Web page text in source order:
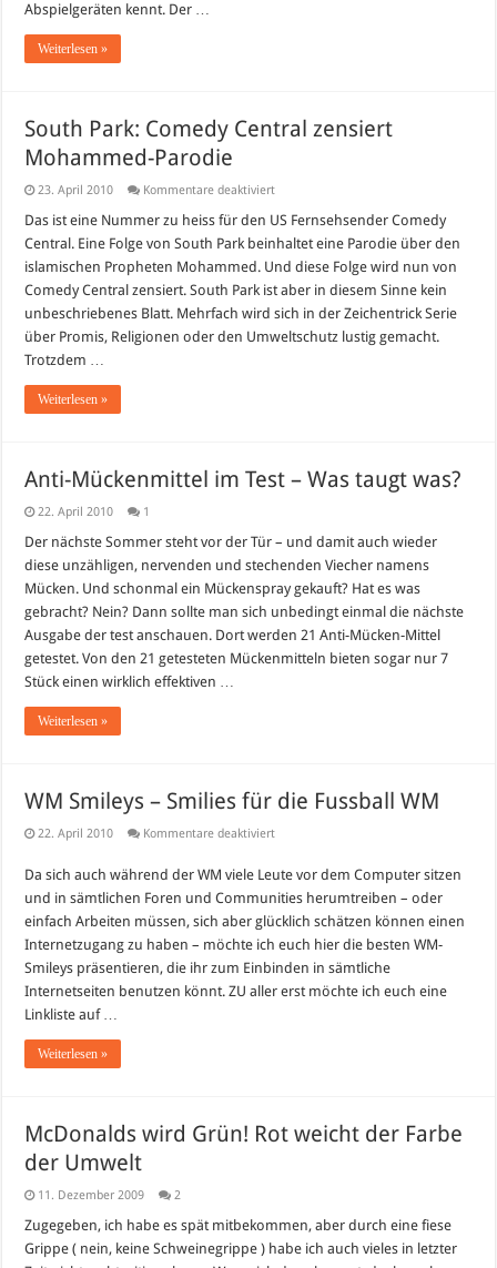
Abspielgeräten kennt. Der …
Weiterlesen »
South Park: Comedy Central zensiert
Mohammed-Parodie
23. April 2010 Kommentare deaktiviertfür
Park:
Central
zensiert
Mohammed-
Parodie
Das ist eine Nummer zu heiss für den US Fernsehsender Comedy
Central. Eine Folge von South Park beinhaltet eine Parodie über den
islamischen Propheten Mohammed. Und diese Folge wird nun von
Comedy Central zensiert. South Park ist aber in diesem Sinne kein
unbeschriebenes Blatt. Mehrfach wird sich in der Zeichentrick Serie
über Promis, Religionen oder den Umweltschutz lustig gemacht.
Trotzdem …
Weiterlesen »
Anti-Mückenmittel im Test – Was taugt was?
22. April 2010 1
Der nächste Sommer steht vor der Tür – und damit auch wieder
diese unzähligen, nervenden und stechenden Viecher namens
Mücken. Und schonmal ein Mückenspray gekauft? Hat es was
gebracht? Nein? Dann sollte man sich unbedingt einmal die nächste
Ausgabe der test anschauen. Dort werden 21 Anti-Mücken-Mittel
getestet. Von den 21 getesteten Mückenmitteln bieten sogar nur 7
Stück einen wirklich effektiven …
Weiterlesen »
WM Smileys – Smilies für die Fussball WM
22. April 2010 Kommentare deaktiviertfür
–
Smilies
für
die
WM
Da sich auch während der WM viele Leute vor dem Computer sitzen
und in sämtlichen Foren und Communities herumtreiben – oder
einfach Arbeiten müssen, sich aber glücklich schätzen können einen
Internetzugang zu haben – möchte ich euch hier die besten WM-
Smileys präsentieren, die ihr zum Einbinden in sämtliche
Internetseiten benutzen könnt. ZU aller erst möchte ich euch eine
Linkliste auf …
Weiterlesen »
McDonalds wird Grün! Rot weicht der Farbe
der Umwelt
11. Dezember 2009 2
Zugegeben, ich habe es spät mitbekommen, aber durch eine fiese
Grippe ( nein, keine Schweinegrippe ) habe ich auch vieles in letzter